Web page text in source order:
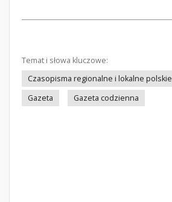
Temat i słowa kluczowe:
Czasopisma regionalne i lokalne polskie
Gazeta
Gazeta codzienna